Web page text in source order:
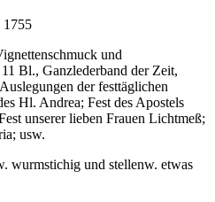
1755
und
Bl., Ganzlederband der Zeit,
der festtäglichen
Hl. Andrea; Fest des Apostels
unserer lieben Frauen Lichtmeß;
usw.
wurmstichig und stellenw. etwas